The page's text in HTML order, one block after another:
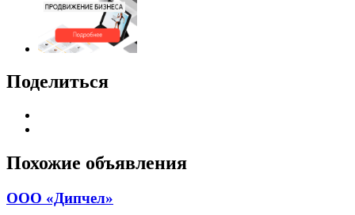
Поделиться
Похожие объявления
ООО «Дипчел»